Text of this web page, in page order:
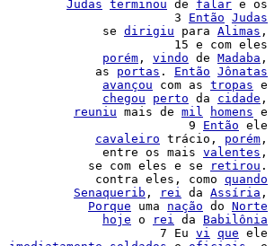
Judas terminou de falar e os
|                        3 Então Judas
|              se dirigiu para Alimas ,
|                        15 e com eles
porém , vindo de Madaba ,
|             as portas . Então Jônatas
avançou com as tropas e
chegou perto da cidade ,
reuniu mais de mil homens e
|                          9 Então ele
cavaleiro trácio, porém ,
|              entre os mais valentes ,
|            se com eles e se retirou .
|             contra eles, como quando
Senaquerib , rei da Assíria ,
Porque uma nação do Norte
hoje o rei da Babilônia
|                      7 Eu vi que ele